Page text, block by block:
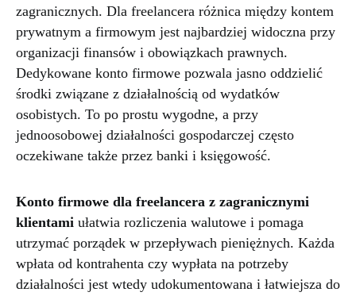
zagranicznych. Dla freelancera różnica między kontem
prywatnym a firmowym jest najbardziej widoczna przy
organizacji finansów i obowiązkach prawnych.
Dedykowane konto firmowe pozwala jasno oddzielić
środki związane z działalnością od wydatków
osobistych. To po prostu wygodne, a przy
jednoosobowej działalności gospodarczej często
oczekiwane także przez banki i księgowość.
Konto firmowe dla freelancera z zagranicznymi
klientami ułatwia rozliczenia walutowe i pomaga
utrzymać porządek w przepływach pieniężnych. Każda
wpłata od kontrahenta czy wypłata na potrzeby
działalności jest wtedy udokumentowana i łatwiejsza do